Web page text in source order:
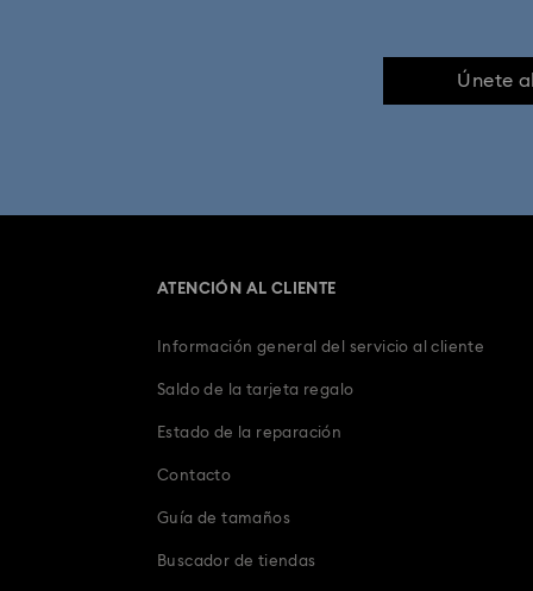
Decoración de Pascua y figuras de
Joyas y Figuras de Corazones Joyas y
Únete
ATENCIÓN AL CLIENTE
Información general del servicio al cliente
Saldo de la tarjeta regalo
Estado de la reparación
Contacto
Guía de tamaños
Buscador de tiendas